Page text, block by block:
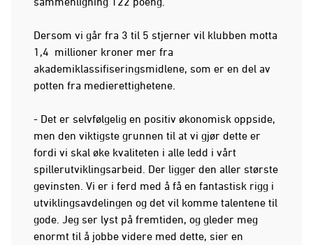
Dersom vi går fra 3 til 5 stjerner vil klubben motta
1,4 millioner kroner mer fra
akademiklassifiseringsmidlene, som er en del av
potten fra medierettighetene.
- Det er selvfølgelig en positiv økonomisk oppside,
men den viktigste grunnen til at vi gjør dette er
fordi vi skal øke kvaliteten i alle ledd i vårt
spillerutviklingsarbeid. Der ligger den aller største
gevinsten. Vi er i ferd med å få en fantastisk rigg i
utviklingsavdelingen og det vil komme talentene til
gode. Jeg ser lyst på fremtiden, og gleder meg
enormt til å jobbe videre med dette, sier en